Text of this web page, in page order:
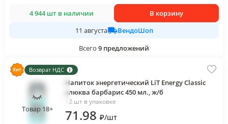
4 944 шт в наличии
В корзину
11 августа
ВендоШоп
Всего 9 предложений
Возврат НДС
Товар 18+
Напиток энергетический LiT Energy Classic
клюква барбарис 450 мл., ж/б
12 шт в упаковке
71.98 ₽/шт